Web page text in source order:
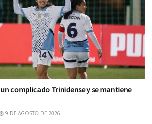
complicado Trinidense y se mantiene
9 DE AGOSTO DE 2026